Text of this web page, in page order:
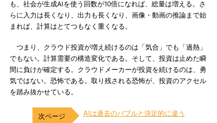
も、社会が生成AIを使う回数が10倍になれば、総量は増える。さ
らに入力は長くなり、出力も長くなり、画像・動画の推論まで始
まれば、計算はとてつもなく重くなる。
つまり、クラウド投資が増え続けるのは「気合」でも「過熱」
でもない。計算需要の構造変化である。そして、投資は止めた瞬
間に負けが確定する。クラウドメーカーが投資を続けるのは、勇
気ではない。恐怖である。取り残される恐怖が、投資のアクセル
を踏み抜かせている。
AIは過去のバブルと決定的に違う